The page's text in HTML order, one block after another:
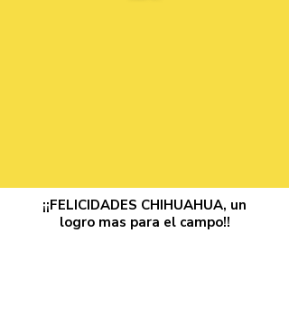
¡¡FELICIDADES CHIHUAHUA, un
logro mas para el campo!!